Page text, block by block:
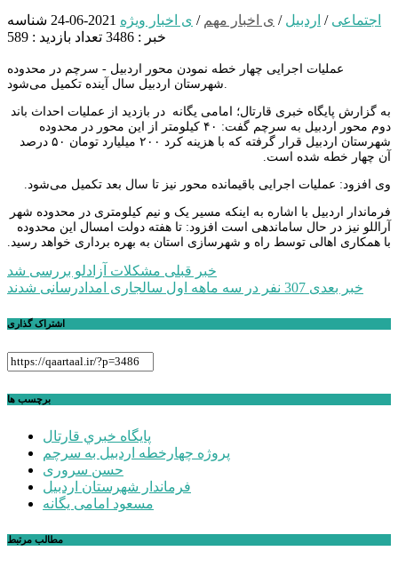
اجتماعی / اردبیل / ی اخبار مهم / ی اخبار ویژه 2021-06-24
شناسه
خبر : 3486
تعداد بازدید : 589
عملیات اجرایی چهار خطه نمودن محور اردبیل - سرچم در محدوده
شهرستان اردبیل سال آینده تکمیل می‌شود.
به گزارش پایگاه خبری قارتال؛ امامی یگانه در بازدید از عملیات احداث باند
دوم محور اردبیل به سرچم گفت: ۴۰ کیلومتر از این محور در محدوده
شهرستان اردبیل قرار گرفته که با هزینه کرد ۲۰۰ میلیارد تومان ۵۰ درصد
آن چهار خطه شده است.
وی افزود: عملیات اجرایی باقیمانده محور نیز تا سال بعد تکمیل می‌شود.
فرماندار اردبیل با اشاره به اینکه مسیر یک و نیم کیلومتری در محدوده شهر
آراللو نیز در حال ساماندهی است افزود: تا هفته دولت امسال این محدوده
با همکاری اهالی توسط راه و شهرسازی استان به بهره برداری خواهد رسید.
راهبری
نوشته
خبر قبلی مشکلات آزادلو بررسی شد
خبر بعدی 307 نفر در سه ماهه اول سالجاری امدادرسانی شدند
اشتراک گذاری
برچسب ها
پايگاه خبري قارتال
پروژه چهارخطه اردبیل به سرچم
حسن سروری
فرماندار شهرستان اردبیل
مسعود امامی یگانه
مطالب مرتبط